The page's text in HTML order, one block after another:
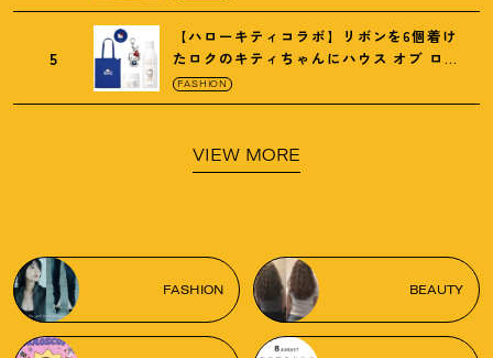
5
【ハローキティコラボ】リボンを6個着け
たロクのキティちゃんにハウス オブ ロー
ゼの限定パケも
FASHION
VIEW MORE
FASHION BEAUTY